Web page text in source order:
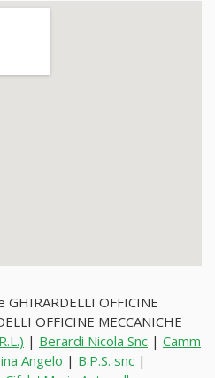
OFFICINE
OFFICINE MECCANICHE
| Berardi Nicola Snc | Camm
Angelo | B.P.S. snc |